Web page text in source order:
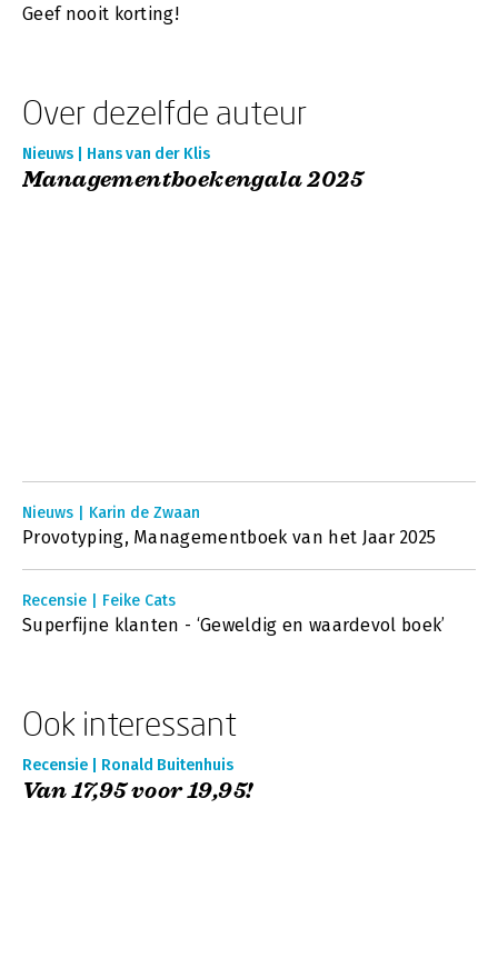
Geef nooit korting!
Over dezelfde auteur
Nieuws | Hans van der Klis
Managementboekengala 2025
Nieuws | Karin de Zwaan
Provotyping, Managementboek van het Jaar 2025
Recensie | Feike Cats
Superfijne klanten - ‘Geweldig en waardevol boek’
Ook interessant
Recensie | Ronald Buitenhuis
Van 17,95 voor 19,95!